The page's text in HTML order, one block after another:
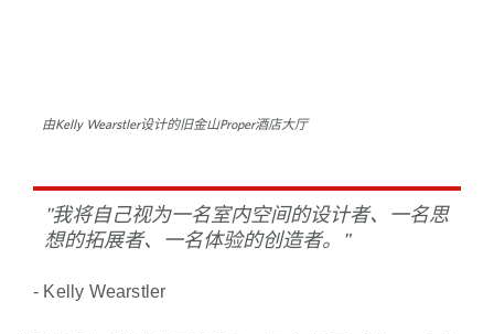
由Kelly Wearstler设计的旧金山Proper酒店大厅
"我将自己视为一名室内空间的设计者、一名思
想的拓展者、一名体验的创造者。"
- Kelly Wearstler